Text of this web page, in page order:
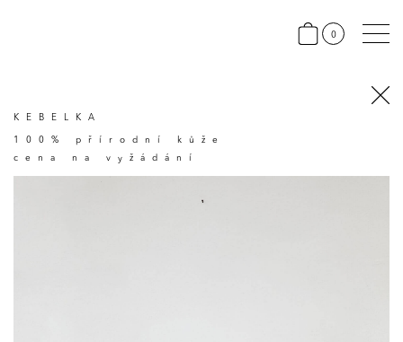
0
KEBELKA
100% přírodní kůže
cena na vyžádání